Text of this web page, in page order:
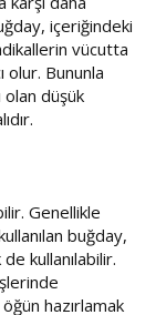
içeriğindeki
vücutta
olur. Bununla
düşük
Genellikle
buğday,
kullanılabilir.
hazırlamak